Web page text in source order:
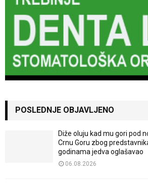
POSLEDNJE OBJAVLJENO
Diže oluju kad mu gori pod
Crnu Goru zbog
godinama jedva oglašavao
06.08.2026